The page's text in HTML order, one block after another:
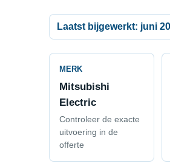
Laatst bijgewerkt: juni
MERK
Mitsubishi
Electric
Controleer de exacte
uitvoering in de
offerte